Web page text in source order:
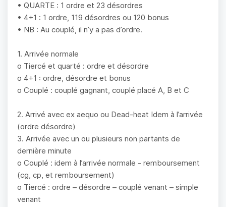
• QUARTE : 1 ordre et 23 désordres
• 4+1 : 1 ordre, 119 désordres ou 120 bonus
• NB : Au couplé, il n’y a pas d’ordre.
1. Arrivée normale
o Tiercé et quarté : ordre et désordre
o 4+1 : ordre, désordre et bonus
o Couplé : couplé gagnant, couplé placé A, B et C
2. Arrivé avec ex aequo ou Dead-heat Idem à l’arrivée
(ordre désordre)
3. Arrivée avec un ou plusieurs non partants de
dernière minute
o Couplé : idem à l’arrivée normale - remboursement
(cg, cp, et remboursement)
o Tiercé : ordre – désordre – couplé venant – simple
venant